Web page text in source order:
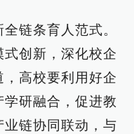
链条育人范式。
创新，深化校企
高校要利用好企
研融合，促进教
链协同联动，与